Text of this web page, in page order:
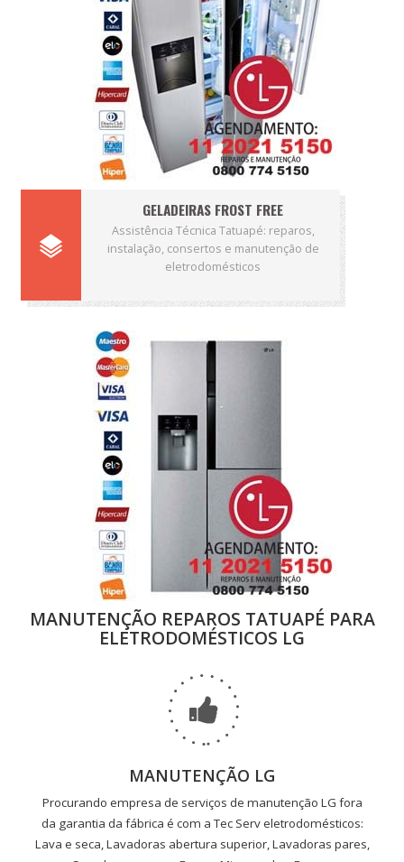
GELADEIRAS FROST FREE
Assistência Técnica Tatuapé: reparos,
instalação, consertos e manutenção de
eletrodomésticos
MANUTENÇÃO REPAROS TATUAPÉ PARA
ELETRODOMÉSTICOS LG
MANUTENÇÃO LG
Procurando empresa de serviços de manutenção LG fora
da garantia da fábrica é com a Tec Serv eletrodomésticos:
Lava e seca, Lavadoras abertura superior, Lavadoras pares,